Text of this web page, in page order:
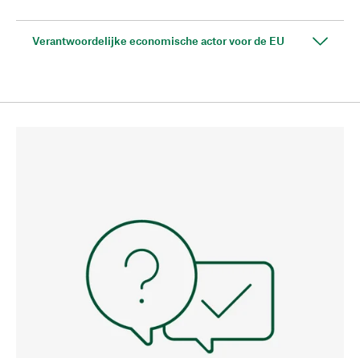
Verantwoordelijke economische actor voor de EU